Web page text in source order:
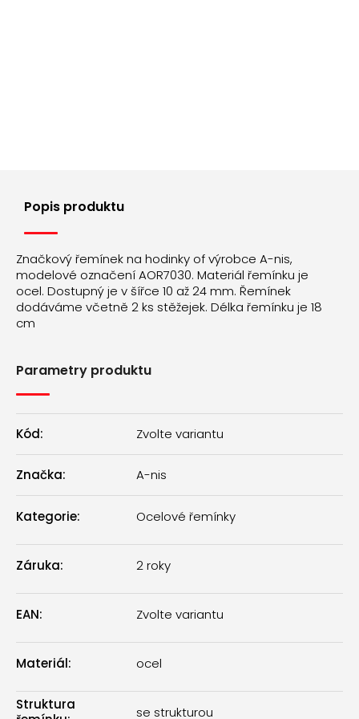
Popis produktu
Značkový řemínek na hodinky of výrobce A-nis,
modelové označení AOR7030. Materiál řemínku je
ocel. Dostupný je v šířce 10 až 24 mm. Řemínek
dodáváme včetně 2 ks stěžejek. Délka řemínku je 18
cm
Parametry produktu
Kód: Zvolte variantu
Značka: A-nis
Kategorie: Ocelové řemínky
Záruka: 2 roky
EAN: Zvolte variantu
Materiál: ocel
Struktura
se strukturou